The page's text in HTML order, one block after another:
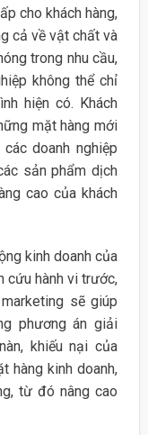
cho khách hàng,
cả về vật chất và
trong nhu cầu,
không thể chỉ
hiện có. Khách
mặt hàng mới
doanh nghiệp
sản phẩm dịch
cao của khách
kinh doanh của
cứu hành vi trước,
sẽ giúp
phương án giải
khiếu nại của
hàng kinh doanh,
từ đó nâng cao